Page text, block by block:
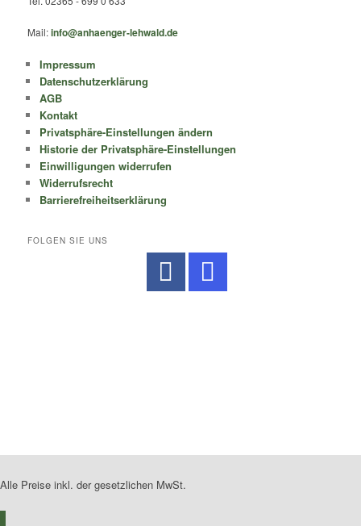
Mail:info@anhaenger-lehwald.de
Impressum
Datenschutzerklärung
AGB
Kontakt
Privatsphäre-Einstellungen ändern
Historie der Privatsphäre-Einstellungen
Einwilligungen widerrufen
Widerrufsrecht
Barrierefreiheitserklärung
FOLGEN SIE UNS
Alle Preise inkl. der gesetzlichen MwSt.